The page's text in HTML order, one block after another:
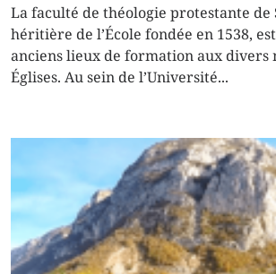
La faculté de théologie protestante de
héritière de l’École fondée en 1538,
anciens lieux de formation aux divers
Églises. Au sein de l’Université...